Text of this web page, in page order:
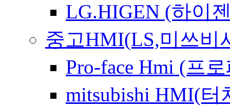
LG.HIGEN (하이
중고HMI(LS,미쓰비
Pro-face Hmi (프
mitsubishi HMI(터